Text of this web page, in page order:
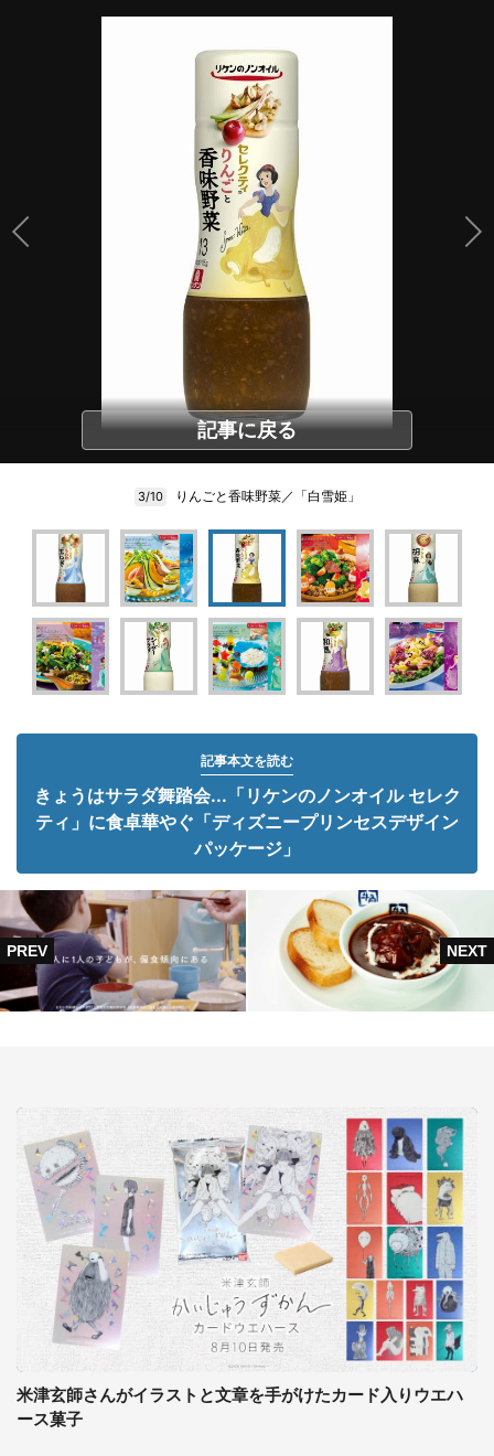
記事に戻る
3/10 りんごと香味野菜／「白雪姫」
記事本文を読む
きょうはサラダ舞踏会...「リケンのノンオイル セレク
ティ」に食卓華やぐ「ディズニープリンセスデザイン
パッケージ」
米津玄師さんがイラストと文章を手がけたカード入りウエハ
ース菓子